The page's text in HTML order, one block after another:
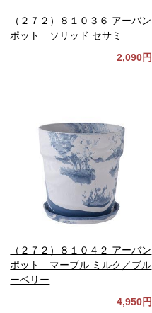
（２７２）８１０３６ アーバン
ポット ソリッド セサミ
2,090円
（２７２）８１０４２ アーバン
ポット マーブル ミルク／ブル
ーベリー
4,950円